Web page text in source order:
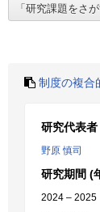
制度の複合
研究代表者
野原 慎司
研究期間 (
2024 – 2025